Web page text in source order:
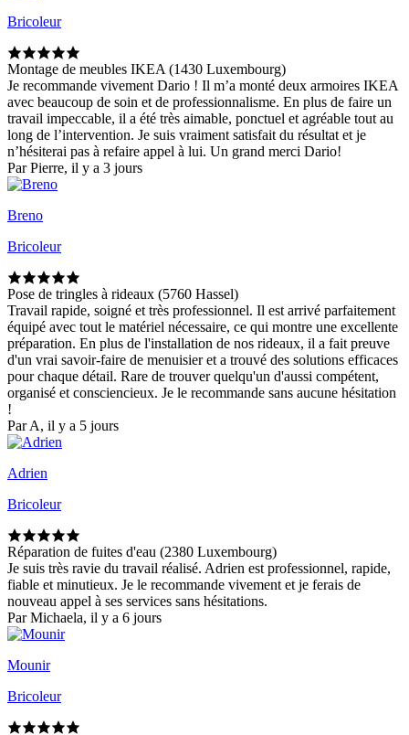
Bricoleur
Montage de meubles IKEA (1430 Luxembourg)
Je recommande vivement Dario ! Il m’a monté deux armoires IKEA
avec beaucoup de soin et de professionnalisme. En plus de faire un
travail impeccable, il a été très aimable, ponctuel et agréable tout au
long de l’intervention. Je suis vraiment satisfait du résultat et je
n’hésiterai pas à refaire appel à lui. Un grand merci Dario!
Par Pierre, il y a 3 jours
Breno
Bricoleur
Pose de tringles à rideaux (5760 Hassel)
Travail rapide, soigné et très professionnel. Il est arrivé parfaitement
équipé avec tout le matériel nécessaire, ce qui montre une excellente
préparation. En plus de l'installation de nos rideaux, il a fait preuve
d'un vrai savoir-faire de menuisier et a trouvé des solutions efficaces
pour chaque détail. Rare de trouver quelqu'un d'aussi compétent,
organisé et consciencieux. Je le recommande sans aucune hésitation
!
Par A, il y a 5 jours
Adrien
Bricoleur
Réparation de fuites d'eau (2380 Luxembourg)
Je suis très ravie du travail réalisé. Adrien est professionnel, rapide,
fiable et minutieux. Je le recommande vivement et je ferais de
nouveau appel à ses services sans hésitations.
Par Michaela, il y a 6 jours
Mounir
Bricoleur